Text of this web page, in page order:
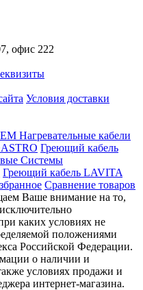
офис 222
Условия доставки
Нагревательные кабели
Греющий кабель
Системы
Греющий кабель LAVITA
Сравнение товаров
Ваше внимание на то,
каких условиях не
положениями
Российской Федерации.
о наличии и
условиях продажи и
интернет-магазина.